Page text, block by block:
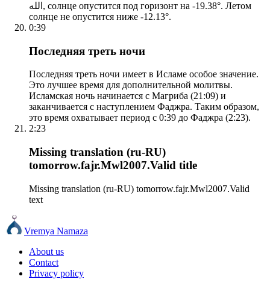
الله, солнце опустится под горизонт на -19.38°. Летом
солнце не опустится ниже -12.13°.
0:39
Последняя треть ночи
Последняя треть ночи имеет в Исламе особое значение.
Это лучшее время для дополнительной молитвы.
Исламская ночь начинается с Магриба (21:09) и
заканчивается с наступлением Фаджра. Таким образом,
это время охватывает период с 0:39 до Фаджра (2:23).
2:23
Missing translation (ru-RU)
tomorrow.fajr.Mwl2007.Valid title
Missing translation (ru-RU) tomorrow.fajr.Mwl2007.Valid
text
Vremya Namaza
About us
Contact
Privacy policy